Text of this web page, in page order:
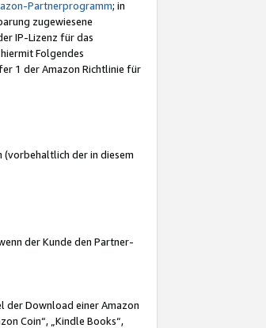
Partnerprogramm; in
zugewiesene
IP-Lizenz für das
Folgendes
1 der Amazon Richtlinie für
der in diesem
der Kunde den Partner-
der Download einer Amazon
Coin“, „Kindle Books“,